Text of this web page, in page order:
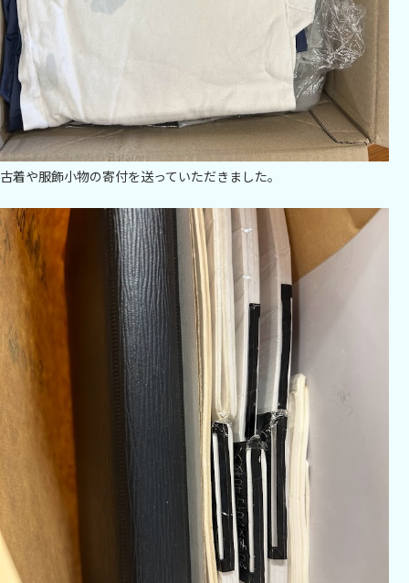
古着や服飾小物の寄付を送っていただきました。